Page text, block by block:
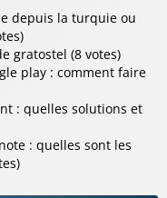
depuis la turquie ou
gratostel (8 votes)
play : comment faire
: quelles solutions et
: quelles sont les